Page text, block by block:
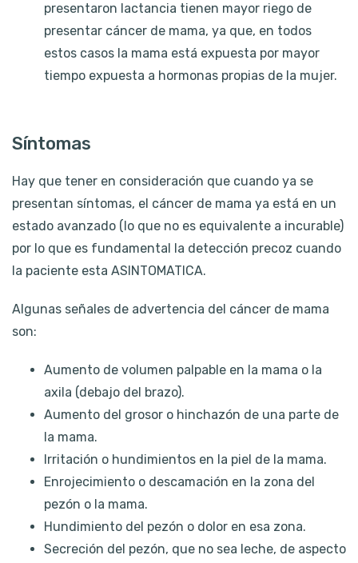
presentaron lactancia tienen mayor riego de
presentar cáncer de mama, ya que, en todos
estos casos la mama está expuesta por mayor
tiempo expuesta a hormonas propias de la mujer.
Síntomas
Hay que tener en consideración que cuando ya se
presentan síntomas, el cáncer de mama ya está en un
estado avanzado (lo que no es equivalente a incurable)
por lo que es fundamental la detección precoz cuando
la paciente esta ASINTOMATICA.
Algunas señales de advertencia del cáncer de mama
son:
Aumento de volumen palpable en la mama o la
axila (debajo del brazo).
Aumento del grosor o hinchazón de una parte de
la mama.
Irritación o hundimientos en la piel de la mama.
Enrojecimiento o descamación en la zona del
pezón o la mama.
Hundimiento del pezón o dolor en esa zona.
Secreción del pezón, que no sea leche, de aspecto